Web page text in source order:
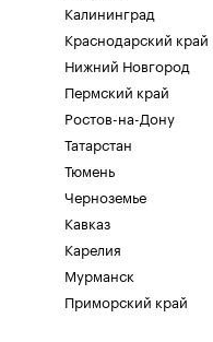
Калининград
Краснодарский край
Нижний Новгород
Пермский край
Ростов-на-Дону
Татарстан
Тюмень
Черноземье
Кавказ
Карелия
Мурманск
Приморский край